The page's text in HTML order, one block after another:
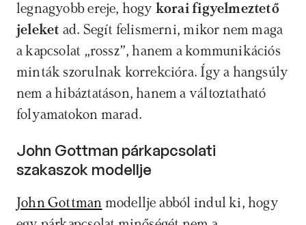
legnagyobb ereje, hogy korai figyelmeztető
jeleket ad. Segít felismerni, mikor nem maga
a kapcsolat „rossz”, hanem a kommunikációs
minták szorulnak korrekcióra. Így a hangsúly
nem a hibáztatáson, hanem a változtatható
folyamatokon marad.
John Gottman párkapcsolati
szakaszok modellje
John Gottman modellje abból indul ki, hogy